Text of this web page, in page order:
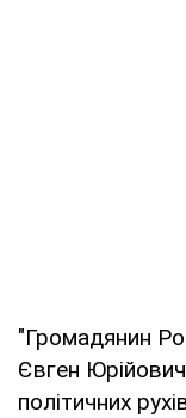
"Громадянин
Євген
політичних